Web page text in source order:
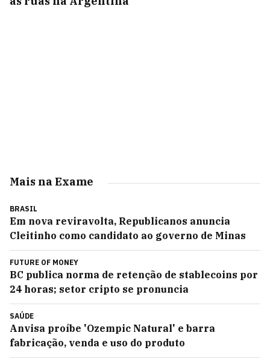
Mais na Exame
BRASIL
Em nova reviravolta, Republicanos anuncia
Cleitinho como candidato ao governo de Minas
FUTURE OF MONEY
BC publica norma de retenção de stablecoins por
24 horas; setor cripto se pronuncia
SAÚDE
Anvisa proíbe 'Ozempic Natural' e barra
fabricação, venda e uso do produto